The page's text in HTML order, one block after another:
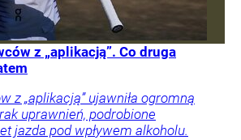
z „aplikacją”. Co druga
z „aplikacją” ujawniła ogromną
uprawnień, podrobione
jazda pod wpływem alkoholu.